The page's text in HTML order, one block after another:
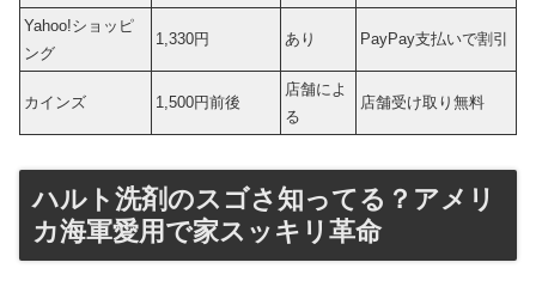
Yahoo!ショッピ
ング
1,330円 あり PayPay支払いで割引
カインズ 1,500円前後
店舗によ
る
店舗受け取り無料
ハルト洗剤のスゴさ知ってる？アメリ
カ海軍愛用で家スッキリ革命